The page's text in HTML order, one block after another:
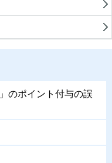
のポイント付与の誤